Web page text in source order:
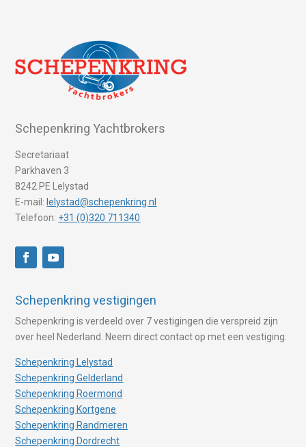
Schepenkring Yachtbrokers
Secretariaat
Parkhaven 3
8242 PE Lelystad
E-mail: lelystad@schepenkring.nl
Telefoon: +31 (0)320 711340
Schepenkring vestigingen
Schepenkring is verdeeld over 7 vestigingen die verspreid zijn
over heel Nederland. Neem direct contact op met een vestiging.
Schepenkring Lelystad
Schepenkring Gelderland
Schepenkring Roermond
Schepenkring Kortgene
Schepenkring Randmeren
Schepenkring Dordrecht